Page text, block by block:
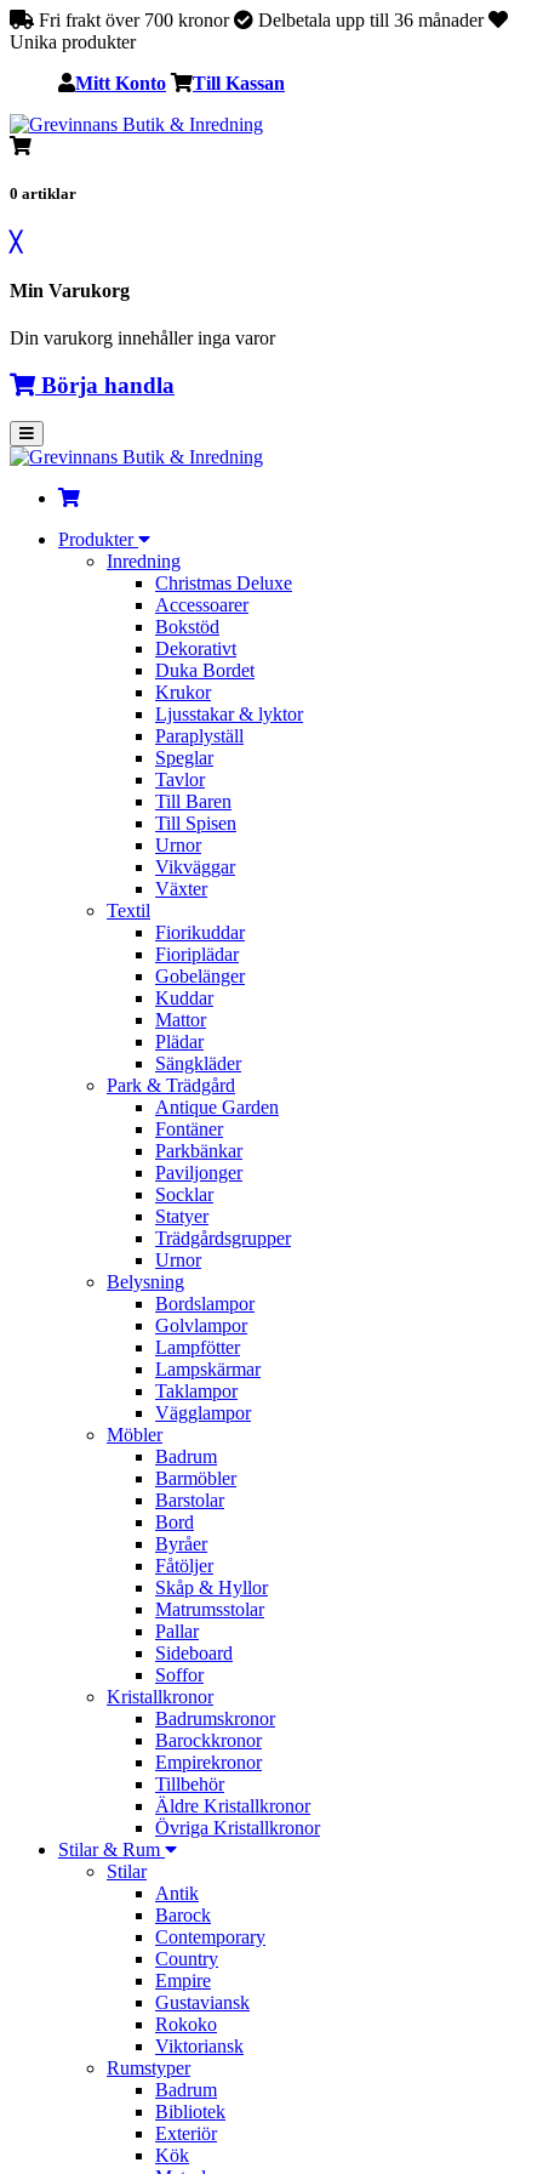
Fri frakt över 700 kronor
Delbetala upp till 36 månader
Unika produkter
Mitt Konto Till Kassan
0 artiklar
╳
Min Varukorg
Din varukorg innehåller inga varor
Börja handla
Produkter
Inredning
Christmas Deluxe
Accessoarer
Bokstöd
Dekorativt
Duka Bordet
Krukor
Ljusstakar & lyktor
Paraplyställ
Speglar
Tavlor
Till Baren
Till Spisen
Urnor
Vikväggar
Växter
Textil
Fiorikuddar
Fioriplädar
Gobelänger
Kuddar
Mattor
Plädar
Sängkläder
Park & Trädgård
Antique Garden
Fontäner
Parkbänkar
Paviljonger
Socklar
Statyer
Trädgårdsgrupper
Urnor
Belysning
Bordslampor
Golvlampor
Lampfötter
Lampskärmar
Taklampor
Vägglampor
Möbler
Badrum
Barmöbler
Barstolar
Bord
Byråer
Fåtöljer
Skåp & Hyllor
Matrumsstolar
Pallar
Sideboard
Soffor
Kristallkronor
Badrumskronor
Barockkronor
Empirekronor
Tillbehör
Äldre Kristallkronor
Övriga Kristallkronor
Stilar & Rum
Stilar
Antik
Barock
Contemporary
Country
Empire
Gustaviansk
Rokoko
Viktoriansk
Rumstyper
Badrum
Bibliotek
Exteriör
Kök